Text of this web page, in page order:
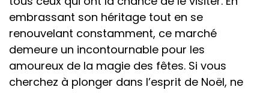
embrassant son héritage tout en se
renouvelant constamment, ce marché
demeure un incontournable pour les
amoureux de la magie des fêtes. Si vous
cherchez à plonger dans l’esprit de Noël, ne